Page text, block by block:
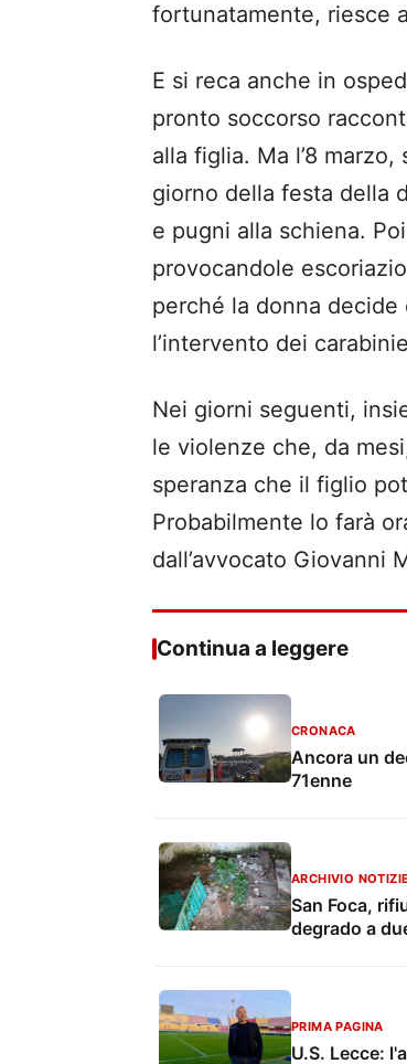
fortunatamente, riesce
E si reca anche in
pronto soccorso
alla figlia. Ma l’8
giorno della festa della
e pugni alla schiena.
provocandole
perché la donna
l’intervento dei
Nei giorni seguenti,
le violenze che, da
speranza che il figlio
Probabilmente lo farà
dall’avvocato Giovanni
Continua a leggere
CRONACA
Ancora un
71enne
ARCHIVIO NOTIZIE
San Foca,
degrado a
PRIMA PAGINA
U.S. Lecce: